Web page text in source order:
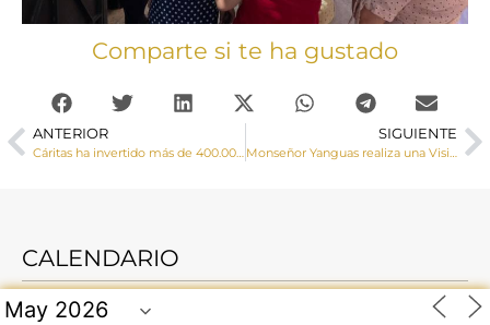
Comparte si te ha gustado
ANTERIOR SIGUIENTE
CALENDARIO